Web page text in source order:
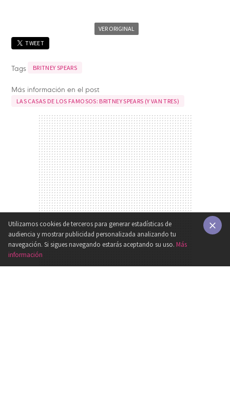
VER ORIGINAL
TWEET
Tags BRITNEY SPEARS
Más información en el post
LAS CASAS DE LOS FAMOSOS: BRITNEY SPEARS (Y VAN TRES)
Utilizamos cookies de terceros para generar estadísticas de
audiencia y mostrar publicidad personalizada analizando tu
navegación. Si sigues navegando estarás aceptando su uso. Más
información